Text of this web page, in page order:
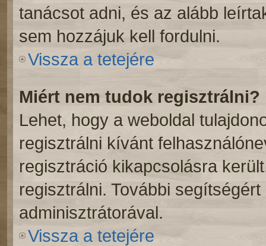
tanácsot adni, és az alább
sem hozzájuk kell fordulni.
Vissza a tetejére
Miért nem tudok regisztrálni?
Lehet, hogy a weboldal
regisztrálni kívánt
regisztráció kikapcsolásra
regisztrálni. További
adminisztrátorával.
Vissza a tetejére